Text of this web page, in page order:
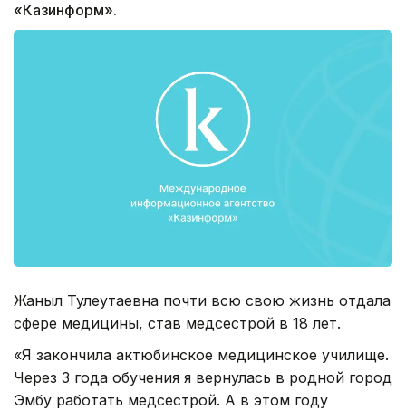
«Казинформ».
Жаныл Тулеутаевна почти всю свою жизнь отдала
сфере медицины, став медсестрой в 18 лет.
«Я закончила актюбинское медицинское училище.
Через 3 года обучения я вернулась в родной город
Эмбу работать медсестрой. А в этом году